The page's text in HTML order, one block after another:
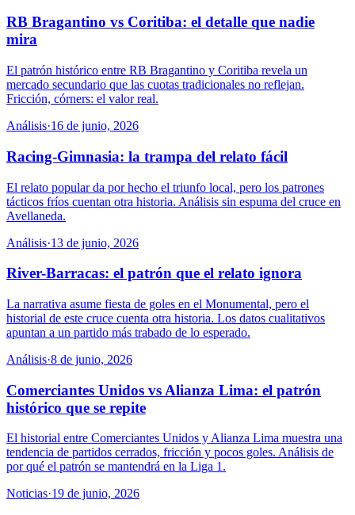
RB Bragantino vs Coritiba: el detalle que nadie
mira
El patrón histórico entre RB Bragantino y Coritiba revela un
mercado secundario que las cuotas tradicionales no reflejan.
Fricción, córners: el valor real.
Análisis·16 de junio, 2026
Racing-Gimnasia: la trampa del relato fácil
El relato popular da por hecho el triunfo local, pero los patrones
tácticos fríos cuentan otra historia. Análisis sin espuma del cruce en
Avellaneda.
Análisis·13 de junio, 2026
River-Barracas: el patrón que el relato ignora
La narrativa asume fiesta de goles en el Monumental, pero el
historial de este cruce cuenta otra historia. Los datos cualitativos
apuntan a un partido más trabado de lo esperado.
Análisis·8 de junio, 2026
Comerciantes Unidos vs Alianza Lima: el patrón
histórico que se repite
El historial entre Comerciantes Unidos y Alianza Lima muestra una
tendencia de partidos cerrados, fricción y pocos goles. Análisis de
por qué el patrón se mantendrá en la Liga 1.
Noticias·19 de junio, 2026